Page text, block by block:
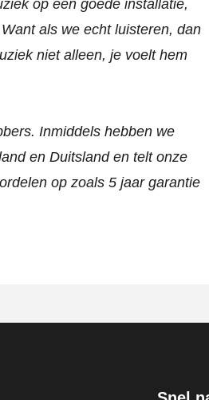
op een goede installatie,
als we echt luisteren, dan
niet alleen, je voelt hem
Inmiddels hebben we
en Duitsland en telt onze
op zoals 5 jaar garantie